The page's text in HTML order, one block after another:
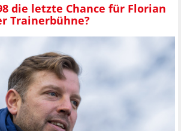
die letzte Chance für Florian
Trainerbühne?